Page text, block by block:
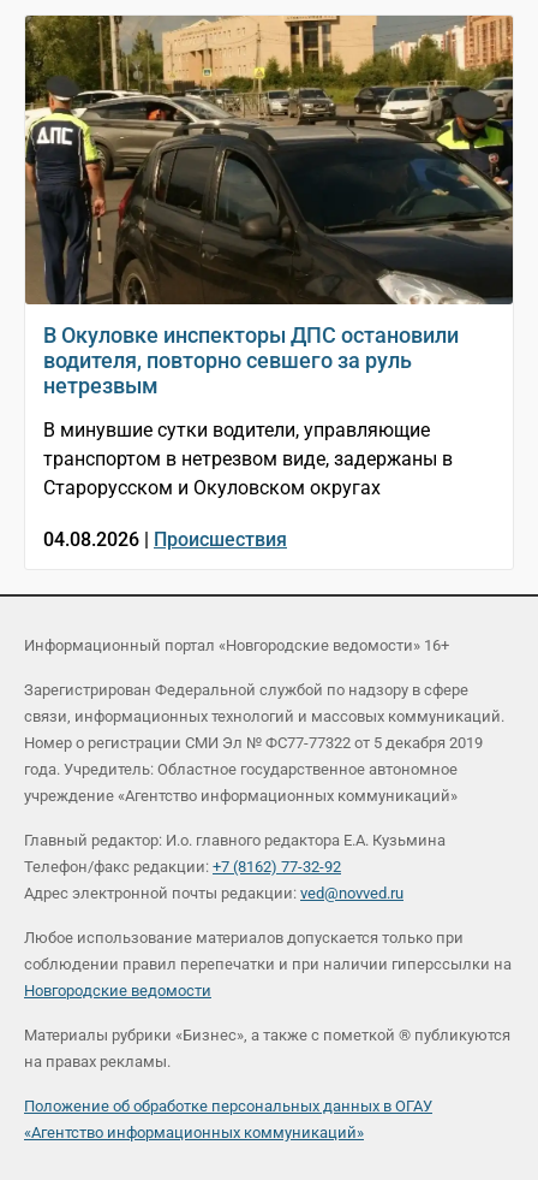
В Окуловке инспекторы ДПС остановили
водителя, повторно севшего за руль
нетрезвым
В минувшие сутки водители, управляющие
транспортом в нетрезвом виде, задержаны в
Старорусском и Окуловском округах
04.08.2026 | Происшествия
Информационный портал «Новгородские ведомости» 16+
Зарегистрирован Федеральной службой по надзору в сфере
связи, информационных технологий и массовых коммуникаций.
Номер о регистрации СМИ Эл № ФС77-77322 от 5 декабря 2019
года. Учредитель: Областное государственное автономное
учреждение «Агентство информационных коммуникаций»
Главный редактор: И.о. главного редактора Е.А. Кузьмина
Телефон/факс редакции: +7 (8162) 77-32-92
Адрес электронной почты редакции: ved@novved.ru
Любое использование материалов допускается только при
соблюдении правил перепечатки и при наличии гиперссылки на
Новгородские ведомости
Материалы рубрики «Бизнес», а также с пометкой ® публикуются
на правах рекламы.
Положение об обработке персональных данных в ОГАУ
«Агентство информационных коммуникаций»